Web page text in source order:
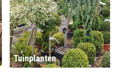
Tuinplanten